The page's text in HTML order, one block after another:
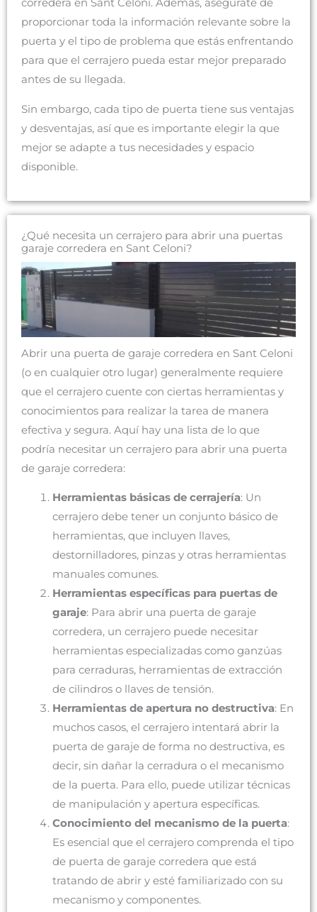
corredera en Sant Celoni. Además, asegúrate de
proporcionar toda la información relevante sobre la
puerta y el tipo de problema que estás enfrentando
para que el cerrajero pueda estar mejor preparado
antes de su llegada.
Sin embargo, cada tipo de puerta tiene sus ventajas
y desventajas, así que es importante elegir la que
mejor se adapte a tus necesidades y espacio
disponible.
¿Qué necesita un cerrajero para abrir una puertas
garaje corredera en Sant Celoni?
Abrir una puerta de garaje corredera en Sant Celoni
(o en cualquier otro lugar) generalmente requiere
que el cerrajero cuente con ciertas herramientas y
conocimientos para realizar la tarea de manera
efectiva y segura. Aquí hay una lista de lo que
podría necesitar un cerrajero para abrir una puerta
de garaje corredera:
Herramientas básicas de cerrajería: Un
cerrajero debe tener un conjunto básico de
herramientas, que incluyen llaves,
destornilladores, pinzas y otras herramientas
manuales comunes.
Herramientas específicas para puertas de
garaje: Para abrir una puerta de garaje
corredera, un cerrajero puede necesitar
herramientas especializadas como ganzúas
para cerraduras, herramientas de extracción
de cilindros o llaves de tensión.
Herramientas de apertura no destructiva: En
muchos casos, el cerrajero intentará abrir la
puerta de garaje de forma no destructiva, es
decir, sin dañar la cerradura o el mecanismo
de la puerta. Para ello, puede utilizar técnicas
de manipulación y apertura específicas.
Conocimiento del mecanismo de la puerta:
Es esencial que el cerrajero comprenda el tipo
de puerta de garaje corredera que está
tratando de abrir y esté familiarizado con su
mecanismo y componentes.